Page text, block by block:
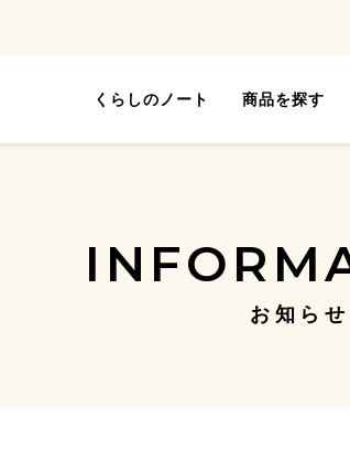
くらしのノート 商品を探す
お知らせ